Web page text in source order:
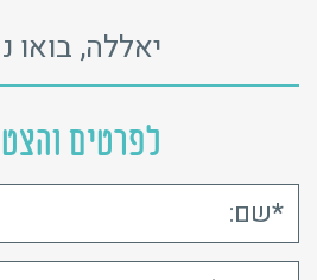
יאללה, בואו
לפרטים